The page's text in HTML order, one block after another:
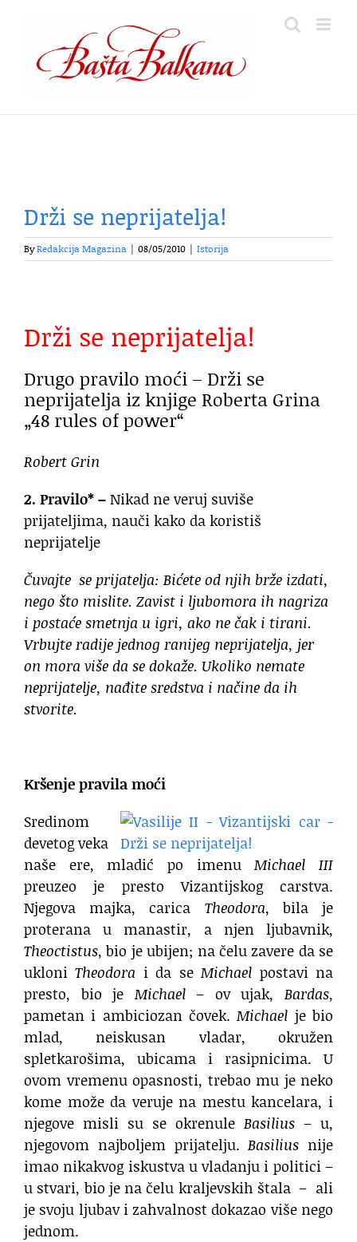
content
Drži se neprijatelja!
ByRedakcija Magazina 08/05/2010 Istorija
Drži se neprijatelja!
Drugo pravilo moći – Drži se
neprijatelja iz knjige Roberta Grina
„48 rules of power“
Robert Grin
2. Pravilo* –Nikad ne veruj suviše
prijateljima, nauči kako da koristiš
neprijatelje
Čuvajte se prijatelja: Bićete od njih brže izdati,
nego što mislite. Zavist i ljubomora ih nagriza
i postaće smetnja u igri, ako ne čak i tirani.
Vrbujte radije jednog ranijeg neprijatelja, jer
on mora više da se dokaže. Ukoliko nemate
neprijatelje, nađite sredstva i načine da ih
stvorite.
Kršenje pravila moći
Sredinom
devetog veka
naše ere, mladić po imenuMichael III
preuzeo je presto Vizantijskog carstva.
Njegova majka, carica Theodora, bila je
proterana u manastir, a njen ljubavnik,
Theoctistus, bio je ubijen; na čelu zavere da se
ukloniTheodora i da seMichael postavi na
presto, bio je Michael– ov ujak,Bardas,
pametan i ambiciozan čovek.Michael je bio
mlad, neiskusan vladar, okružen
spletkarošima, ubicama i rasipnicima. U
ovom vremenu opasnosti, trebao mu je neko
kome može da veruje na mestu kancelara, i
njegove misli su se okrenule Basilius – u,
njegovom najboljem prijatelju.Basilius nije
imao nikakvog iskustva u vladanju i politici –
u stvari, bio je na čelu kraljevskih štala – ali
je svoju ljubav i zahvalnost dokazao više nego
jednom.